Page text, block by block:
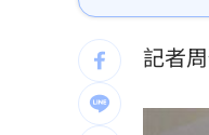
網紅肥
白海豚
記者